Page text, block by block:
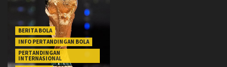
BERITA BOLA
INFO PERTANDINGAN BOLA
PERTANDINGAN
INTERNASIONAL